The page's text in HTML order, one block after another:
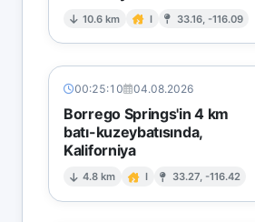
10.6 km I 33.16, -116.09
00:25:10 04.08.2026
Borrego Springs'in 4 km
batı-kuzeybatısında,
Kaliforniya
4.8 km I 33.27, -116.42